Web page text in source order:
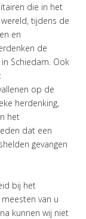
die in het
tijdens de
en
de
Schiedam. Ook
op de
herdenking,
het
dat een
gevangen
bij het
van u
kunnen wij niet